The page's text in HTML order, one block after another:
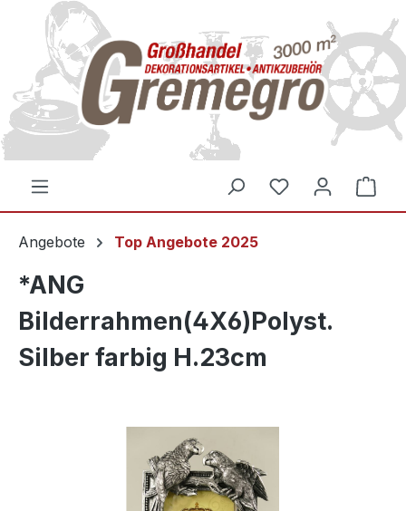
springen
Angebote Top Angebote 2025
*ANG
Bilderrahmen(4X6)Polyst.
Silber farbig H.23cm